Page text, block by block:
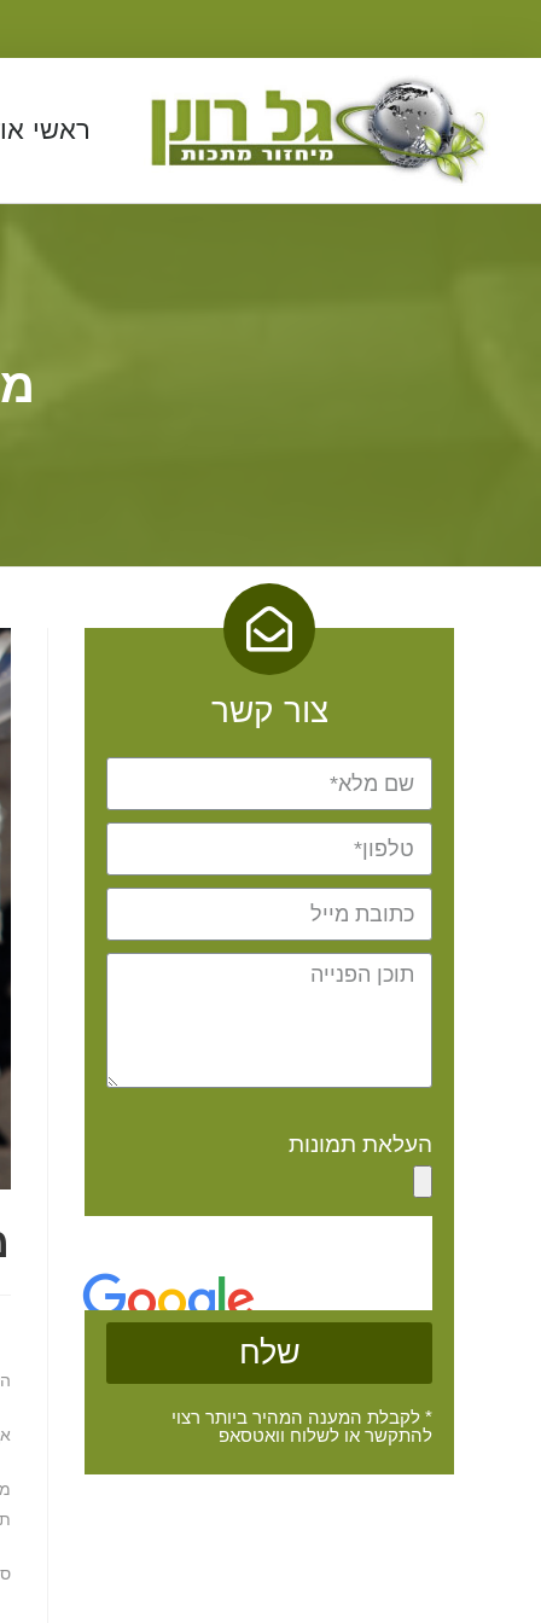
ראשי
צור קשר
העלאת תמונות
שלח
* לקבלת המענה המהיר ביותר רצוי
להתקשר או לשלוח וואטסאפ